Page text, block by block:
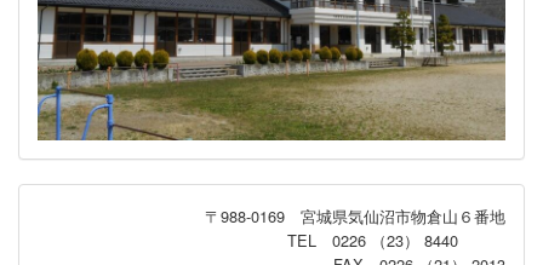
〒988-0169 宮城県気仙沼市物倉山６番地
TEL 0226 （23） 8440